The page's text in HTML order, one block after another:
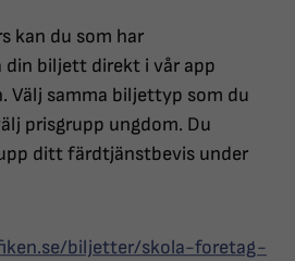
kan du som har
biljett direkt i vår app
Välj samma biljettyp som du
prisgrupp ungdom. Du
ditt färdtjänstbevis under
biljetter/skola-foretag-